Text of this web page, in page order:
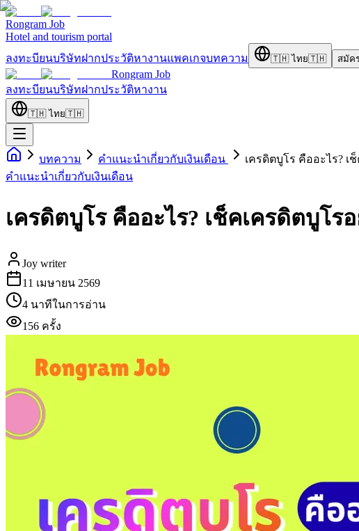
Rongram Job
Hotel and tourism portal
ลงทะบียนบริษัทฝากประวัติหางานแพคเกจบทความ 🇹🇭 ไทย🇹🇭 สมัค
Rongram Job
ลงทะบียนบริษัทฝากประวัติหางาน
🇹🇭 ไทย🇹🇭
บทความ คำแนะนำเกี่ยวกับเงินเดือน
เครดิตบูโร คืออะไร?
คำแนะนำเกี่ยวกับเงินเดือน
เครดิตบูโร คืออะไร? เช็คเครดิตบูโ
Joy writer
11 เมษายน 2569
4 นาทีในการอ่าน
156 ครั้ง